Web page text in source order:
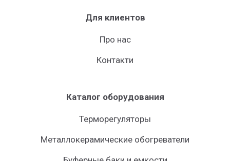
Для клиентов
Про нас
Контакти
Каталог оборудования
Терморегуляторы
Металлокерамические обогреватели